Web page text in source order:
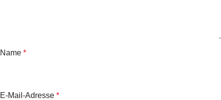
Name *
E-Mail-Adresse *